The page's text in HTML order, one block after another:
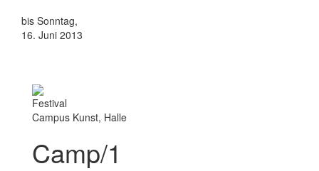
bis Sonntag,
16. Juni 2013
Festival
Campus Kunst, Halle
Camp/1